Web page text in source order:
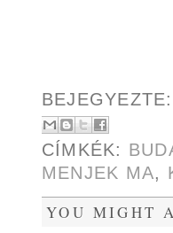
CÍMKÉK:
MENJEK MA,
YOU MIGHT